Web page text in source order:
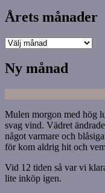
Årets månader
Årets
Ny månad
Mulen morgon med hög
svag vind. Vädret
något varmare och
för kom aldrig hit och
Vid 12 tiden så var vi
lite inköp igen.